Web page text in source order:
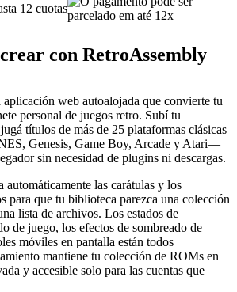
12 cuotas
con RetroAssembly
web autoalojada que convierte tu
personal de juegos retro. Subí tu
títulos de más de 25 plataformas clásicas
Genesis, Game Boy, Arcade y Atari—
sin necesidad de plugins ni descargas.
automáticamente las carátulas y los
para que tu biblioteca parezca una colección
lista de archivos. Los estados de
de juego, los efectos de sombreado de
móviles en pantalla están todos
mantiene tu colección de ROMs en
y accesible solo para las cuentas que